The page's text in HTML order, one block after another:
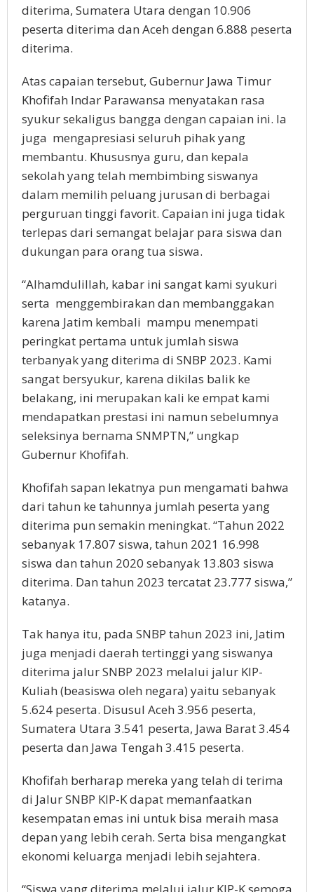
diterima, Sumatera Utara dengan 10.906
peserta diterima dan Aceh dengan 6.888 peserta
diterima.
Atas capaian tersebut, Gubernur Jawa Timur
Khofifah Indar Parawansa menyatakan rasa
syukur sekaligus bangga dengan capaian ini. Ia
juga mengapresiasi seluruh pihak yang
membantu. Khususnya guru, dan kepala
sekolah yang telah membimbing siswanya
dalam memilih peluang jurusan di berbagai
perguruan tinggi favorit. Capaian ini juga tidak
terlepas dari semangat belajar para siswa dan
dukungan para orang tua siswa.
“Alhamdulillah, kabar ini sangat kami syukuri
serta menggembirakan dan membanggakan
karena Jatim kembali mampu menempati
peringkat pertama untuk jumlah siswa
terbanyak yang diterima di SNBP 2023. Kami
sangat bersyukur, karena dikilas balik ke
belakang, ini merupakan kali ke empat kami
mendapatkan prestasi ini namun sebelumnya
seleksinya bernama SNMPTN,” ungkap
Gubernur Khofifah.
Khofifah sapan lekatnya pun mengamati bahwa
dari tahun ke tahunnya jumlah peserta yang
diterima pun semakin meningkat. “Tahun 2022
sebanyak 17.807 siswa, tahun 2021 16.998
siswa dan tahun 2020 sebanyak 13.803 siswa
diterima. Dan tahun 2023 tercatat 23.777 siswa,”
katanya.
Tak hanya itu, pada SNBP tahun 2023 ini, Jatim
juga menjadi daerah tertinggi yang siswanya
diterima jalur SNBP 2023 melalui jalur KIP-
Kuliah (beasiswa oleh negara) yaitu sebanyak
5.624 peserta. Disusul Aceh 3.956 peserta,
Sumatera Utara 3.541 peserta, Jawa Barat 3.454
peserta dan Jawa Tengah 3.415 peserta.
Khofifah berharap mereka yang telah di terima
di Jalur SNBP KIP-K dapat memanfaatkan
kesempatan emas ini untuk bisa meraih masa
depan yang lebih cerah. Serta bisa mengangkat
ekonomi keluarga menjadi lebih sejahtera.
“Siswa yang diterima melalui jalur KIP-K semoga